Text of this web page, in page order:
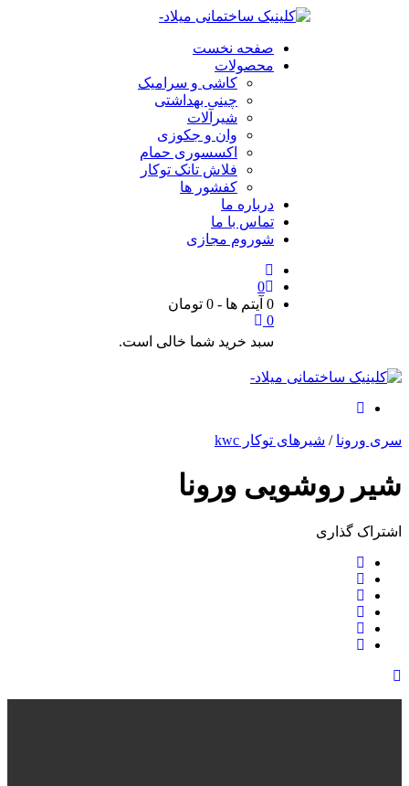
صفحه نخست
محصولات
کاشی و سرامیک
چینی بهداشتی
شیرآلات
وان و جکوزی
اکسسوری حمام
فلاش تانک توکار
کفشور ها
درباره ما
تماس با ما
شوروم مجازی
0
0 آیتم ها
-
0 تومان
0
سبد خرید شما خالی است.
سری ورونا / شیرهای توکار kwc
شیر روشویی ورونا
اشتراک ‌گذاری